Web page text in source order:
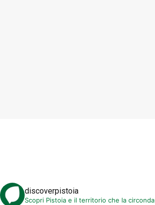
discoverpistoia
Scopri Pistoia e il territorio che la circonda